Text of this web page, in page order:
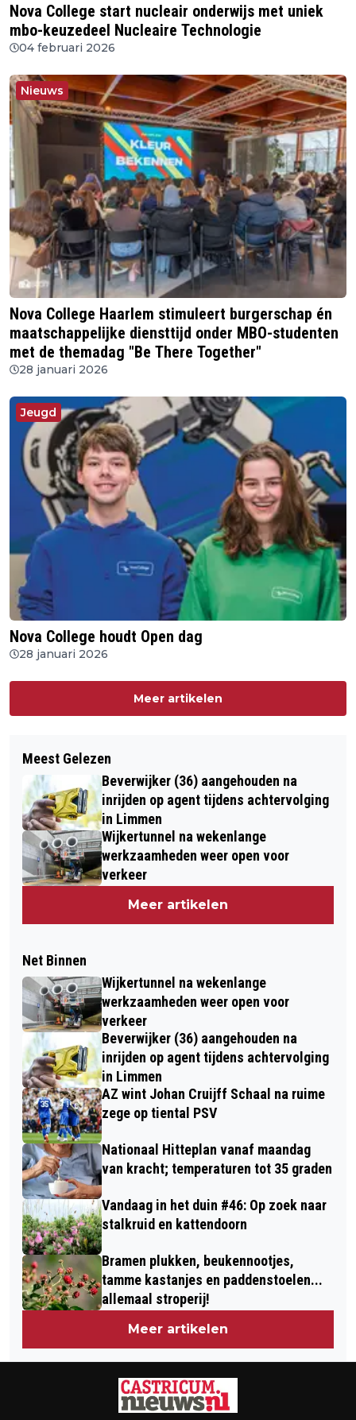
Nova College start nucleair onderwijs met uniek
mbo-keuzedeel Nucleaire Technologie
04 februari 2026
Nieuws
Nova College Haarlem stimuleert burgerschap én
maatschappelijke diensttijd onder MBO-studenten
met de themadag "Be There Together"
28 januari 2026
Jeugd
Nova College houdt Open dag
28 januari 2026
Meer artikelen
Meest Gelezen
Beverwijker (36) aangehouden na
inrijden op agent tijdens achtervolging
in Limmen
Wijkertunnel na wekenlange
werkzaamheden weer open voor
verkeer
Meer artikelen
Net Binnen
Wijkertunnel na wekenlange
werkzaamheden weer open voor
verkeer
Beverwijker (36) aangehouden na
inrijden op agent tijdens achtervolging
in Limmen
AZ wint Johan Cruijff Schaal na ruime
zege op tiental PSV
Nationaal Hitteplan vanaf maandag
van kracht; temperaturen tot 35 graden
Vandaag in het duin #46: Op zoek naar
stalkruid en kattendoorn
Bramen plukken, beukennootjes,
tamme kastanjes en paddenstoelen...
allemaal stroperij!
Meer artikelen